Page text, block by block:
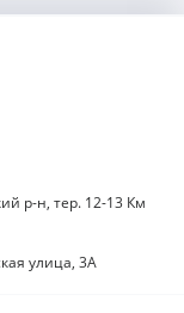
р-н, тер. 12-13 Км
улица, 3А